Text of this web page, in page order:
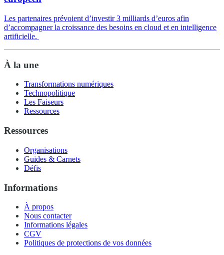
Les partenaires prévoient d’investir 3 milliards d’euros afin
d’accompagner la croissance des besoins en cloud et en intelligence
artificielle.
À la une
Transformations numériques
Technopolitique
Les Faiseurs
Ressources
Ressources
Organisations
Guides & Carnets
Défis
Informations
À propos
Nous contacter
Informations légales
CGV
Politiques de protections de vos données